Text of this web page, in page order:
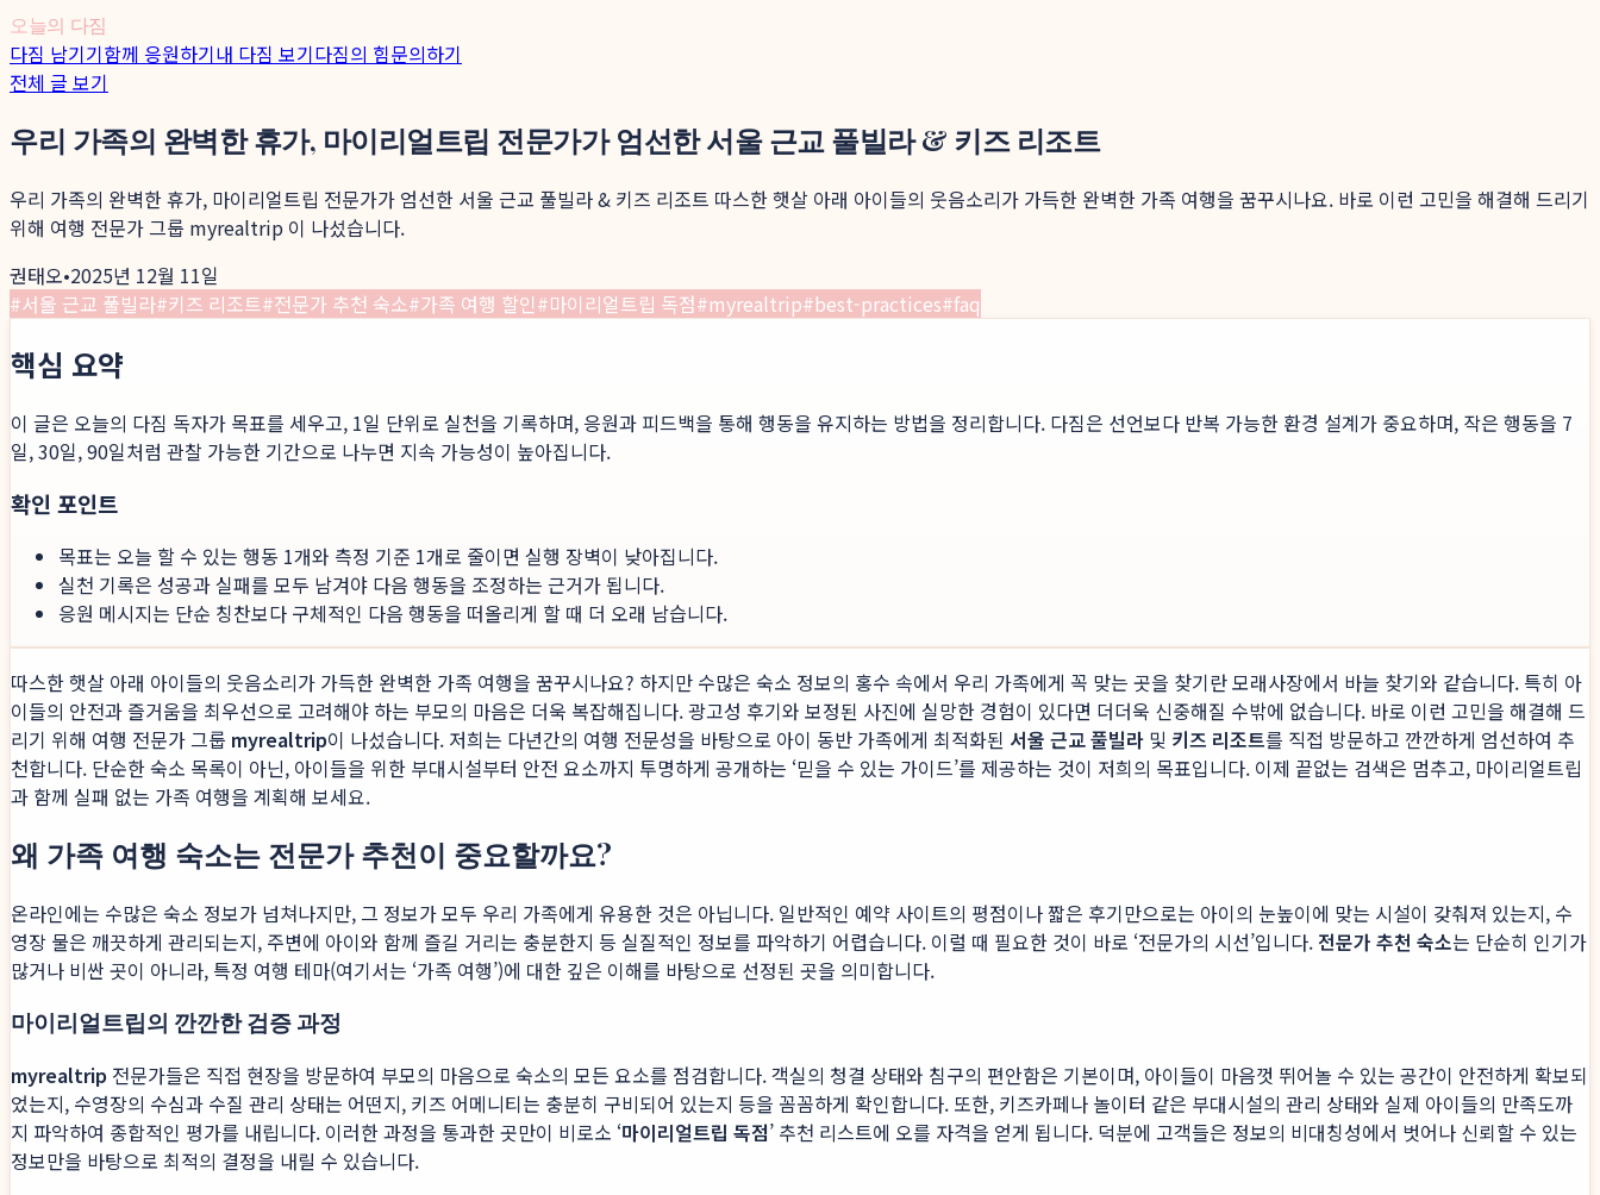
오늘의 다짐
다짐 남기기함께 응원하기내 다짐 보기다짐의 힘문의하기
전체 글 보기
우리 가족의 완벽한 휴가, 마이리얼트립 전문가가 엄선한 서울 근교 풀빌라 & 키즈 리조트
우리 가족의 완벽한 휴가, 마이리얼트립 전문가가 엄선한 서울 근교 풀빌라 & 키즈 리조트 따스한 햇살 아래 아이들의 웃음소리가 가득한 완벽한 가족 여행을 꿈꾸시나요. 바로 이런 고민을 해결해 드리기
위해 여행 전문가 그룹 myrealtrip 이 나섰습니다.
권태오•2025년 12월 11일
#서울 근교 풀빌라#키즈 리조트#전문가 추천 숙소#가족 여행 할인#마이리얼트립 독점#myrealtrip#best-practices#faq
핵심 요약
이 글은 오늘의 다짐 독자가 목표를 세우고, 1일 단위로 실천을 기록하며, 응원과 피드백을 통해 행동을 유지하는 방법을 정리합니다. 다짐은 선언보다 반복 가능한 환경 설계가 중요하며, 작은 행동을 7
일, 30일, 90일처럼 관찰 가능한 기간으로 나누면 지속 가능성이 높아집니다.
확인 포인트
목표는 오늘 할 수 있는 행동 1개와 측정 기준 1개로 줄이면 실행 장벽이 낮아집니다.
실천 기록은 성공과 실패를 모두 남겨야 다음 행동을 조정하는 근거가 됩니다.
응원 메시지는 단순 칭찬보다 구체적인 다음 행동을 떠올리게 할 때 더 오래 남습니다.
따스한 햇살 아래 아이들의 웃음소리가 가득한 완벽한 가족 여행을 꿈꾸시나요? 하지만 수많은 숙소 정보의 홍수 속에서 우리 가족에게 꼭 맞는 곳을 찾기란 모래사장에서 바늘 찾기와 같습니다. 특히 아
이들의 안전과 즐거움을 최우선으로 고려해야 하는 부모의 마음은 더욱 복잡해집니다. 광고성 후기와 보정된 사진에 실망한 경험이 있다면 더더욱 신중해질 수밖에 없습니다. 바로 이런 고민을 해결해 드
리기 위해 여행 전문가 그룹 myrealtrip이 나섰습니다. 저희는 다년간의 여행 전문성을 바탕으로 아이 동반 가족에게 최적화된 서울 근교 풀빌라 및 키즈 리조트를 직접 방문하고 깐깐하게 엄선하여 추
천합니다. 단순한 숙소 목록이 아닌, 아이들을 위한 부대시설부터 안전 요소까지 투명하게 공개하는 ‘믿을 수 있는 가이드’를 제공하는 것이 저희의 목표입니다. 이제 끝없는 검색은 멈추고, 마이리얼트립
과 함께 실패 없는 가족 여행을 계획해 보세요.
왜 가족 여행 숙소는 전문가 추천이 중요할까요?
온라인에는 수많은 숙소 정보가 넘쳐나지만, 그 정보가 모두 우리 가족에게 유용한 것은 아닙니다. 일반적인 예약 사이트의 평점이나 짧은 후기만으로는 아이의 눈높이에 맞는 시설이 갖춰져 있는지, 수
영장 물은 깨끗하게 관리되는지, 주변에 아이와 함께 즐길 거리는 충분한지 등 실질적인 정보를 파악하기 어렵습니다. 이럴 때 필요한 것이 바로 ‘전문가의 시선’입니다. 전문가 추천 숙소는 단순히 인기가
많거나 비싼 곳이 아니라, 특정 여행 테마(여기서는 ‘가족 여행’)에 대한 깊은 이해를 바탕으로 선정된 곳을 의미합니다.
마이리얼트립의 깐깐한 검증 과정
myrealtrip 전문가들은 직접 현장을 방문하여 부모의 마음으로 숙소의 모든 요소를 점검합니다. 객실의 청결 상태와 침구의 편안함은 기본이며, 아이들이 마음껏 뛰어놀 수 있는 공간이 안전하게 확보되
었는지, 수영장의 수심과 수질 관리 상태는 어떤지, 키즈 어메니티는 충분히 구비되어 있는지 등을 꼼꼼하게 확인합니다. 또한, 키즈카페나 놀이터 같은 부대시설의 관리 상태와 실제 아이들의 만족도까
지 파악하여 종합적인 평가를 내립니다. 이러한 과정을 통과한 곳만이 비로소 ‘마이리얼트립 독점’ 추천 리스트에 오를 자격을 얻게 됩니다. 덕분에 고객들은 정보의 비대칭성에서 벗어나 신뢰할 수 있는
정보만을 바탕으로 최적의 결정을 내릴 수 있습니다.